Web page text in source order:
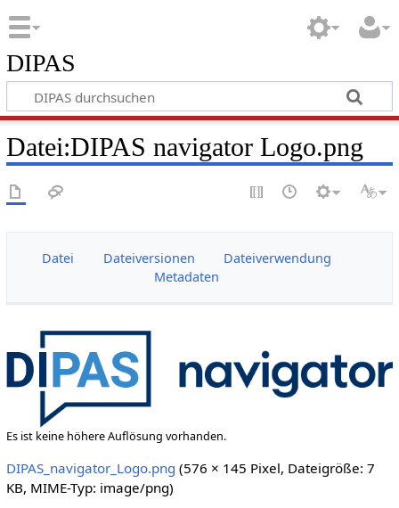
DIPAS
Datei:DIPAS navigator Logo.png
Datei Dateiversionen
Dateiverwendung
Metadaten
Es ist keine höhere Auflösung vorhanden.
DIPAS_navigator_Logo.png (576 × 145 Pixel, Dateigröße: 7
KB, MIME-Typ: image/png)